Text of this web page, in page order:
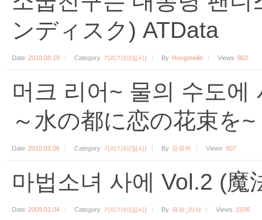
ンディスク) ATData
Date 2010.08.19 Category 기리기리(임시) By Hongmeilin Views 802
머크 리어~ 물의 수도
～水の都に恋の花束を~
Date 2010.03.06 Category 기리기리(임시) By 은유하 Views 907
마법소녀 사에 Vol.2 (魔
Date 2009.01.04 Category 기리기리(임시) By 유르_리샤 Views 1506